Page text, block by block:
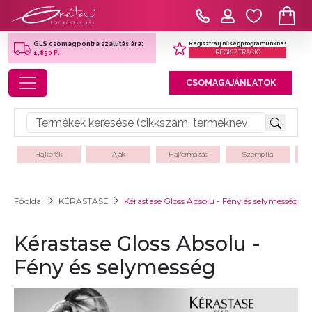
GLS csomagpontra szállítás ára:
1,850 Ft
Regisztrálj hűségprogramunkba!
REGISZTRÁCIÓ
Toggle navigation CSOMAGAJÁNLATOK
Hajkefék Ajak Hajformázás Szempilla
Főoldal KÉRASTASE Kérastase Gloss Absolu - Fény és selymesség
Kérastase Gloss Absolu -
Fény és selymesség